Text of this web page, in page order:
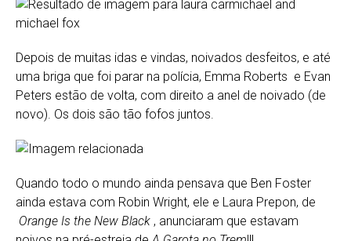
Depois de muitas idas e vindas, noivados desfeitos, e até
uma briga que foi parar na polícia, Emma Roberts e Evan
Peters estão de volta, com direito a anel de noivado (de
novo). Os dois são tão fofos juntos.
Quando todo o mundo ainda pensava que Ben Foster
ainda estava com Robin Wright, ele e Laura Prepon, de
Orange Is the New Black , anunciaram que estavam